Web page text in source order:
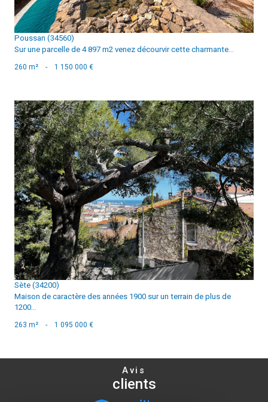
Poussan (34560)
Sur une parcelle de 4 897 m2 venez décourvir cette charmante...
260 m² - 1 150 000 €
voir le bien
Sète (34200)
Maison de caractère des années 1900 sur un terrain de plus de
1200...
263 m² - 1 095 000 €
Avis
clients